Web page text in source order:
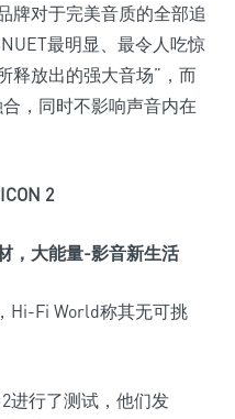
牌对于完美音质的全部追
最明显、最令人吃惊
释放出的强大音场”，而
，同时不影响声音内在
2
Hi-Fi World称其无可挑
进行了测试，他们发